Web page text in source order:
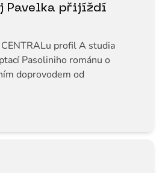
Pavelka přijíždí
profil A studia
Pasoliniho románu o
doprovodem od